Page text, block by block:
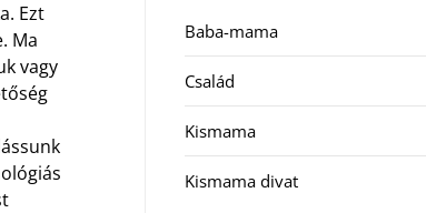
Ezt
Ma
vagy
Baba-mama
Család
Kismama
Kismama divat